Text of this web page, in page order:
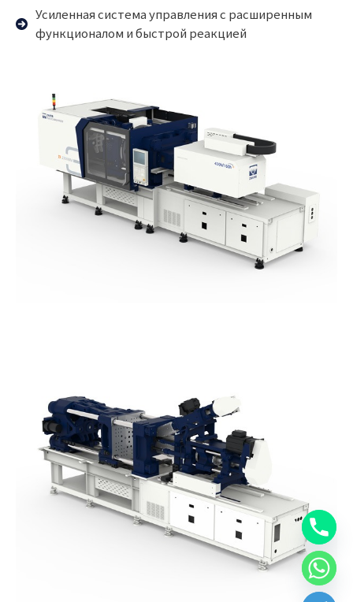
Усиленная система управления с расширенным
функционалом и быстрой реакцией